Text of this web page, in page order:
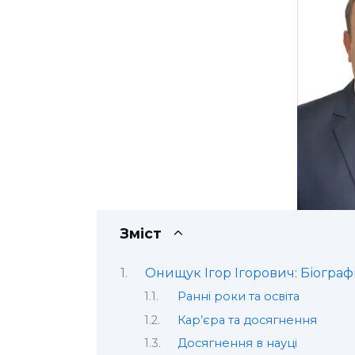
Зміст
Онищук Ігор Ігорович:
Ранні роки та освіта
Кар’єра та досягнення
Досягнення в науці